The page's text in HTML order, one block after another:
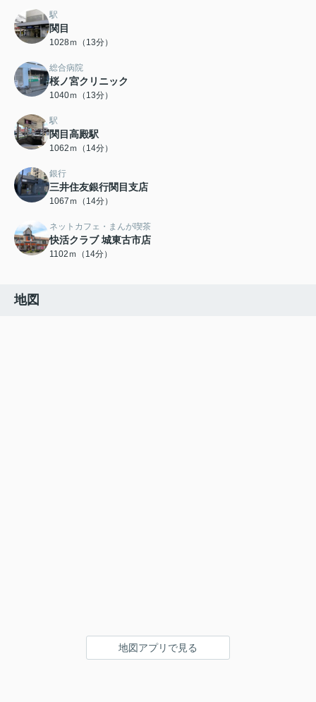
駅
関目
1028ｍ（13分）
総合病院
桜ノ宮クリニック
1040ｍ（13分）
駅
関目高殿駅
1062ｍ（14分）
銀行
三井住友銀行関目支店
1067ｍ（14分）
ネットカフェ・まんが喫茶
快活クラブ 城東古市店
1102ｍ（14分）
地図
地図アプリで見る